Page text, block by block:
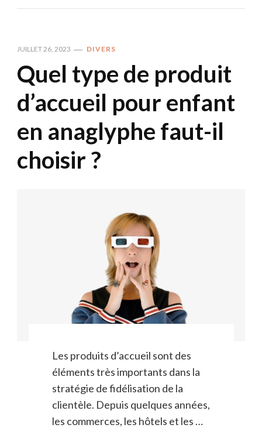
JUILLET 26, 2023 DIVERS
Quel type de produit
d’accueil pour enfant
en anaglyphe faut-il
choisir ?
Les produits d’accueil sont des
éléments très importants dans la
stratégie de fidélisation de la
clientèle. Depuis quelques années,
les commerces, les hôtels et les …